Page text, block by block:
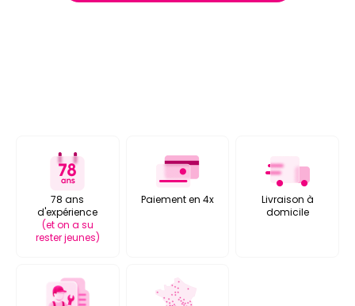
78 ans
d'expérience
(et on a su
rester jeunes)
Paiement en 4x
Livraison à
domicile